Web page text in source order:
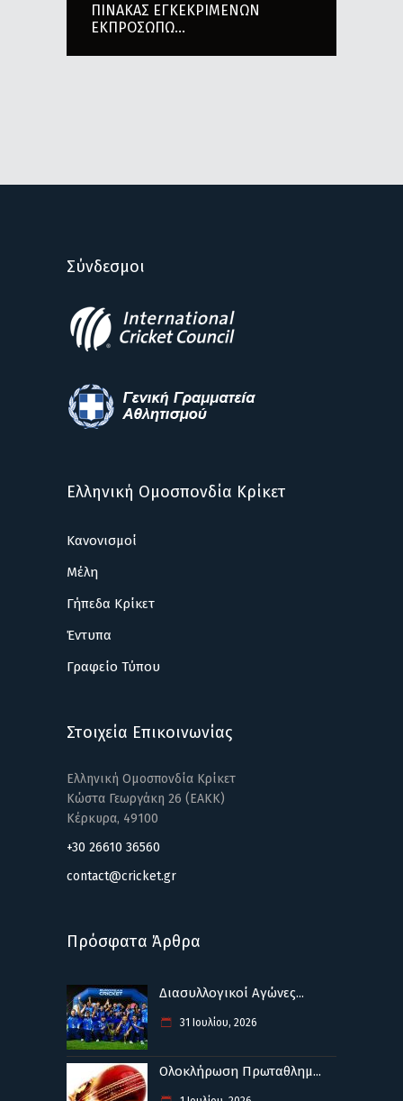
ΠΙΝΑΚΑΣ ΕΓΚΕΚΡΙΜΕΝΩΝ
ΕΚΠΡΟΣΩΠΩ...
Σύνδεσμοι
Ελληνική Ομοσπονδία Κρίκετ
Κανονισμοί
Μέλη
Γήπεδα Κρίκετ
Έντυπα
Γραφείο Τύπου
Στοιχεία Επικοινωνίας
Ελληνική Ομοσπονδία Κρίκετ
Κώστα Γεωργάκη 26 (ΕΑΚΚ)
Κέρκυρα, 49100
+30 26610 36560
contact@cricket.gr
Πρόσφατα Άρθρα
Διασυλλογικοί Αγώνες...
31 Ιουλίου, 2026
Ολοκλήρωση Πρωταθλημ...